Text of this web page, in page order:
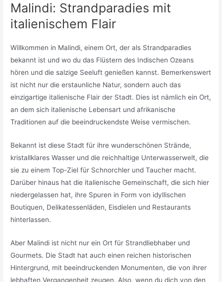
Malindi: Strandparadies mit
italienischem Flair
Willkommen in Malindi, einem Ort, der als Strandparadies
bekannt ist und wo du das Flüstern des Indischen Ozeans
hören und die salzige Seeluft genießen kannst. Bemerkenswert
ist nicht nur die erstaunliche Natur, sondern auch das
einzigartige italienische Flair der Stadt. Dies ist nämlich ein Ort,
an dem sich italienische Lebensart und afrikanische
Traditionen auf die beeindruckendste Weise vermischen.
Bekannt ist diese Stadt für ihre wunderschönen Strände,
kristallklares Wasser und die reichhaltige Unterwasserwelt, die
sie zu einem Top-Ziel für Schnorchler und Taucher macht.
Darüber hinaus hat die italienische Gemeinschaft, die sich hier
niedergelassen hat, ihre Spuren in Form von idyllischen
Boutiquen, Delikatessenläden, Eisdielen und Restaurants
hinterlassen.
Aber Malindi ist nicht nur ein Ort für Strandliebhaber und
Gourmets. Die Stadt hat auch einen reichen historischen
Hintergrund, mit beeindruckenden Monumenten, die von ihrer
lebhaften Vergangenheit zeugen. Also, wenn du dich von den